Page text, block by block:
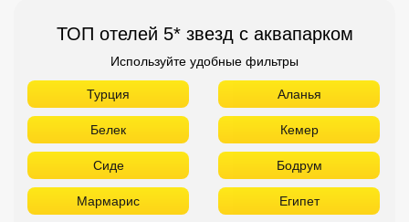
Хургада Шарм Эль Шейх
ОАЭ
ТОП лучших отелей 4* звезды
Используйте удобные фильтры